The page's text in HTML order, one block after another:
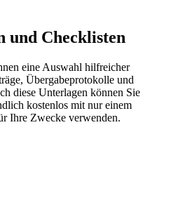
und Checklisten
eine Auswahl hilfreicher
Übergabeprotokolle und
diese Unterlagen können Sie
kostenlos mit nur einem
Ihre Zwecke verwenden.